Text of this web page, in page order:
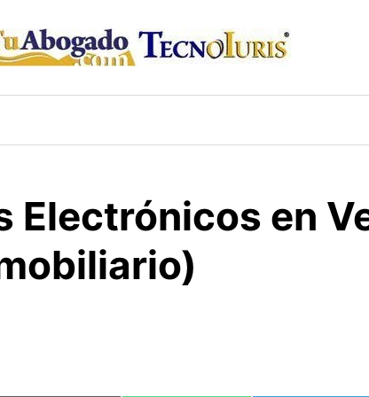
Electrónicos en